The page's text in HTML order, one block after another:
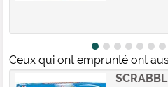
Ceux qui ont emprunté ont